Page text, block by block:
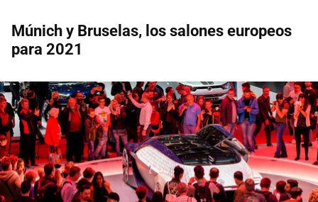
Múnich y Bruselas, los salones europeos
para 2021